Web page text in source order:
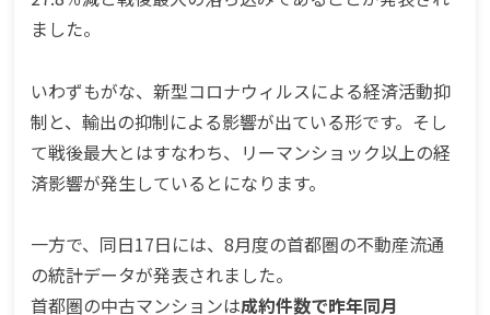
ました。
いわずもがな、新型コロナウィルスによる経済活動抑
制と、輸出の抑制による影響が出ている形です。そし
て戦後最大とはすなわち、リーマンショック以上の経
済影響が発生しているとになります。
一方で、同日17日には、8月度の首都圏の不動産流通
の統計データが発表されました。
首都圏の中古マンションは成約件数で昨年同月